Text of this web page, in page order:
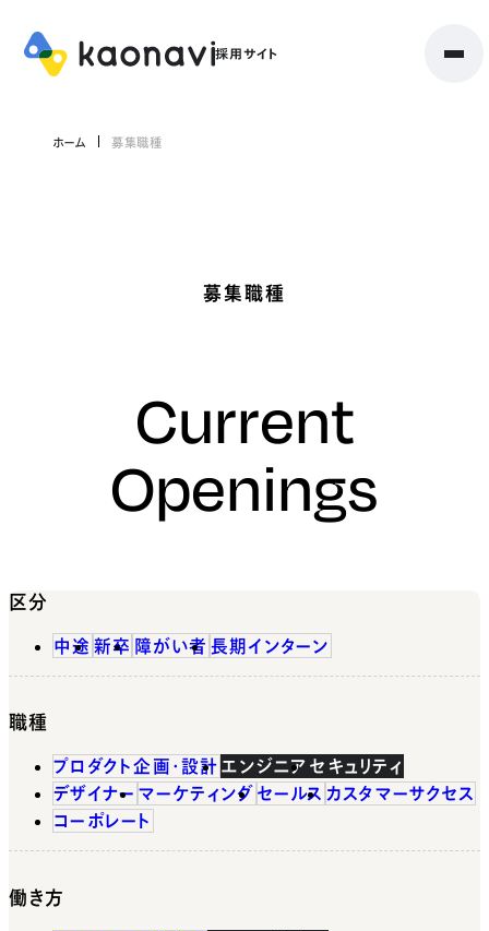
ホーム 募集職種
募集職種
Current
Openings
区分
中途 新卒 障がい者 長期インターン
職種
プロダクト企画・設計 エンジニア セキュリティ
デザイナー マーケティング セールス カスタマーサクセス
コーポレート
働き方